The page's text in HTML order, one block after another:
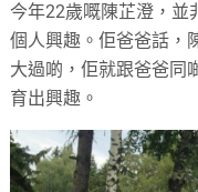
今年22歲嘅陳芷澄，並
個人興趣。佢爸爸話，
大過啲，佢就跟爸爸同
育出興趣。